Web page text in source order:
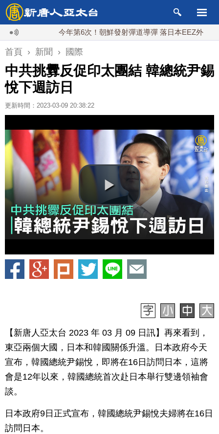
今年第6次！朝鮮發射彈道導彈 落日本EEZ外 紅海
首頁 › 新聞 › 國際
中共挑釁反促印太團結 韓總統尹錫
悅下週訪日
更新時間：2023-03-09 20:38:22
【新唐人亞太台 2023 年 03 月 09 日訊】再來看到，
東亞兩個大國，日本和韓國關係升溫。日本政府今天
宣布，韓國總統尹錫悅，即將在16日訪問日本，這將
會是12年以來，韓國總統首次赴日本舉行雙邊領袖會
談。
日本政府9日正式宣布，韓國總統尹錫悅夫婦將在16日
訪問日本。